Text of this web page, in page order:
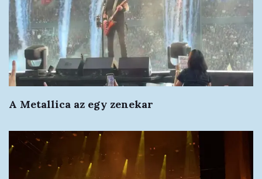
A Metallica az egy zenekar